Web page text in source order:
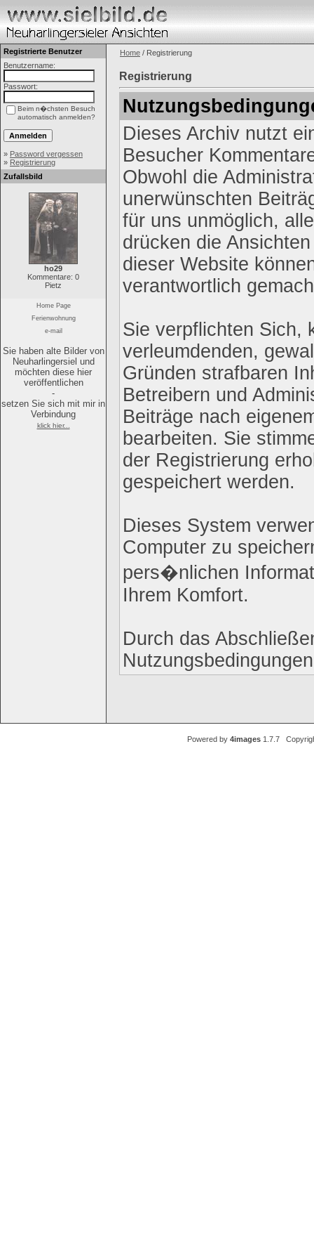
Registrierte Benutzer
Benutzername:
Passwort:
Beim n�chsten Besuch
automatisch anmelden?
» Password vergessen
» Registrierung
Zufallsbild
ho29
Kommentare: 0
Pietz
Home Page
Ferienwohnung
e-mail
Sie haben alte Bilder von
Neuharlingersiel und
möchten diese hier
veröffentlichen
-
setzen Sie sich mit mir in
Verbindung
klick hier...
Home / Registrierung
Registrierung
Dieses Archiv nutzt
Besucher
Obwohl die
unerwünschten
für uns unmöglich,
drücken die
dieser Website
verantwortlich
Sie verpflichten Sich,
verleumdenden,
Gründen strafbaren
Betreibern und
Beiträge nach
bearbeiten. Sie
der Registrierung
gespeichert werden.
Dieses System
Computer zu
pers�nlichen
Ihrem Komfort.
Durch das
Powered by 4images1.7.7